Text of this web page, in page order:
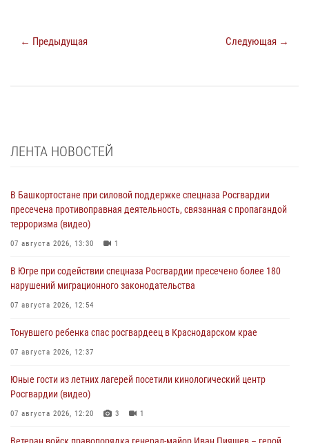
← Предыдущая Следующая →
ЛЕНТА НОВОСТЕЙ
В Башкортостане при силовой поддержке спецназа Росгвардии
пресечена противоправная деятельность, связанная с пропагандой
терроризма (видео)
07 августа 2026, 13:30 1
В Югре при содействии спецназа Росгвардии пресечено более 180
нарушений миграционного законодательства
07 августа 2026, 12:54
Тонувшего ребенка спас росгвардеец в Краснодарском крае
07 августа 2026, 12:37
Юные гости из летних лагерей посетили кинологический центр
Росгвардии (видео)
07 августа 2026, 12:20 3 1